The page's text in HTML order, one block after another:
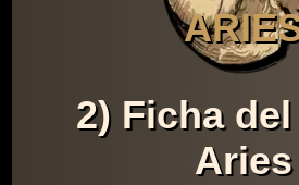
2) Ficha
Aries